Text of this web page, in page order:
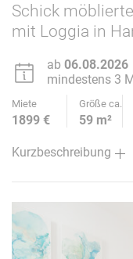
PKW-Stellplatz 28
Internet 98
Hunde erlaubt 10
Katzen erlaubt 10
Schick
mit Loggia in
ab 06.08.2026
mindestens 3
Miete Größe ca.
1899 € 59 m²
Kurzbeschreibung